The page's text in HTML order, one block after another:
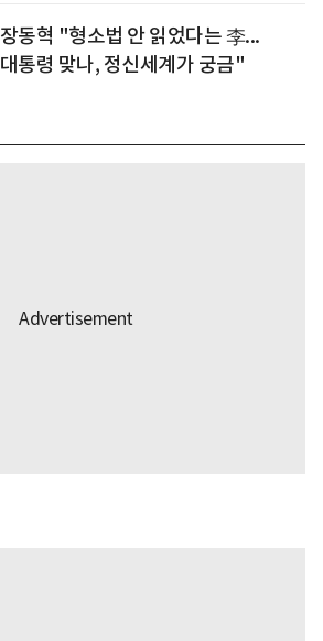
장동혁 "형소법 안 읽었다는 李...
대통령 맞나, 정신세계가 궁금"